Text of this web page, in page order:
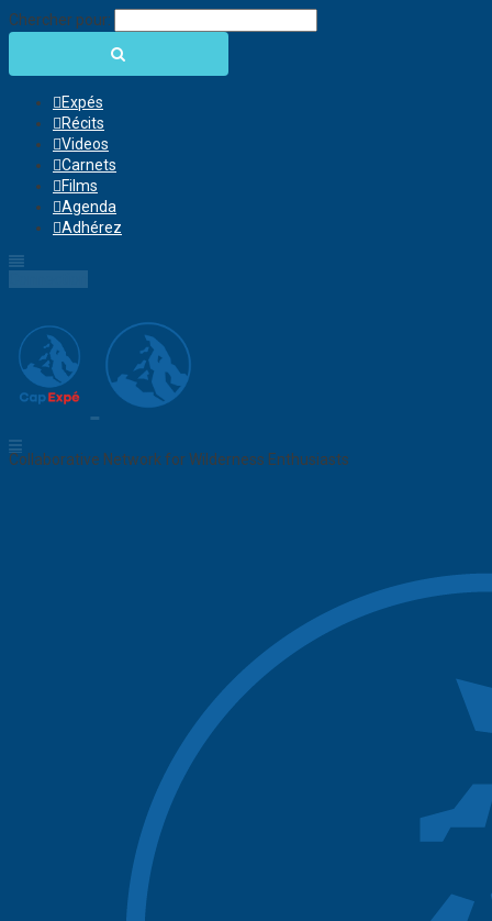
Chercher pour:
Expés
Récits
Videos
Carnets
Films
Agenda
Adhérez
Collaborative Network for Wilderness Enthusiasts